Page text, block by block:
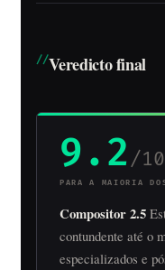
Veredicto final
9.2/10
PARA A MAIORIA DOS
Compositor 2.5
contundente até o
especializados e